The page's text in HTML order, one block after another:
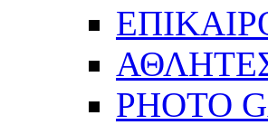
PHOTO